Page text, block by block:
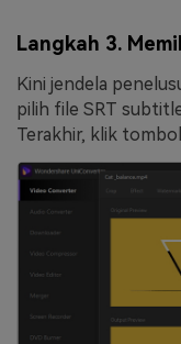
Langkah 3.
Kini jendela
pilih file SRT
Terakhir, klik tombol